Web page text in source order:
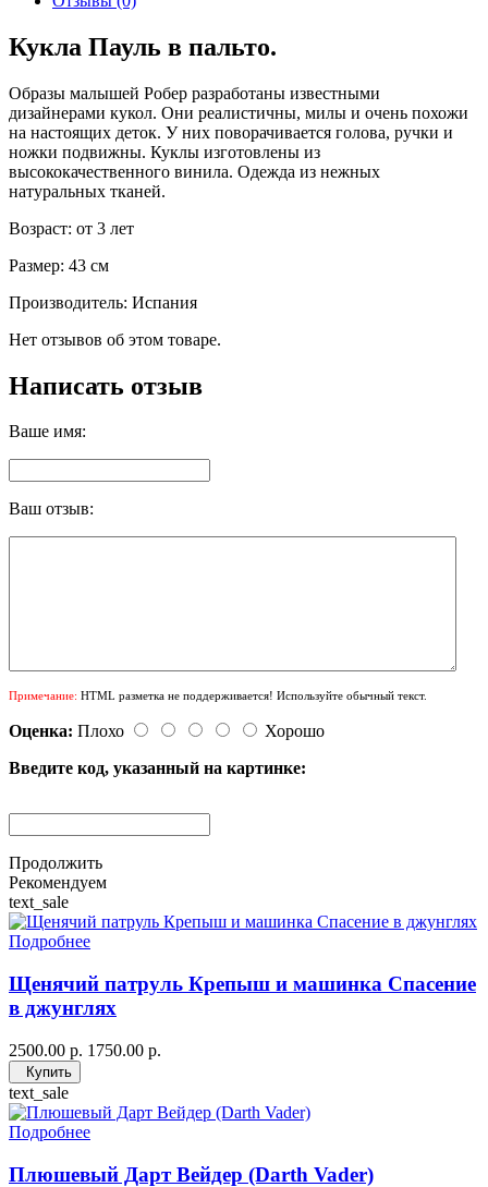
Кукла Пауль в пальто.
Образы малышей Робер разработаны известными
дизайнерами кукол. Они реалистичны, милы и очень похожи
на настоящих деток. У них поворачивается голова, ручки и
ножки подвижны. Куклы изготовлены из
высококачественного винила. Одежда из нежных
натуральных тканей.
Возраст: от 3 лет
Размер: 43 см
Производитель: Испания
Нет отзывов об этом товаре.
Написать отзыв
Ваше имя:
Ваш отзыв:
Примечание: HTML разметка не поддерживается! Используйте обычный текст.
Оценка: Плохо
Хорошо
Введите код, указанный на картинке:
Продолжить
Рекомендуем
text_sale
Подробнее
Щенячий патруль Крепыш и машинка Спасение
в джунглях
2500.00 р. 1750.00 р.
Купить
text_sale
Подробнее
Плюшевый Дарт Вейдер (Darth Vader)